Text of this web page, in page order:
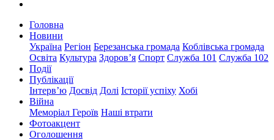
Головна
Новини
Україна Регіон Березанська громада Коблівська громада
Освіта Культура Здоров’я Спорт Служба 101 Служба 102
Події
Публікації
Інтерв’ю Досвід Долі Історії успіху Хобі
Війна
Меморіал Героїв Наші втрати
Фотоакцент
Оголошення